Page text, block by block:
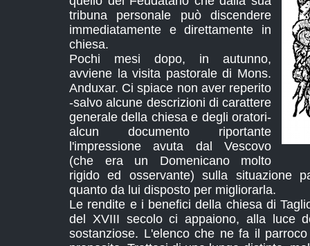
tribuna personale può discendere
immediatamente e direttamente in
chiesa.
Pochi mesi dopo, in autunno,
avviene la visita pastorale di Mons.
Anduxar. Ci spiace non aver reperito
-salvo alcune descrizioni di carattere
generale della chiesa e degli oratori-
alcun documento riportante
l'impressione avuta dal Vescovo
(che era un Domenicano molto
rigido ed osservante) sulla situazione
quanto da lui disposto per migliorarla.
Le rendite e i benefici della chiesa di
del XVIII secolo ci appaiono, alla luce
sostanziose. L'elenco che ne fa il